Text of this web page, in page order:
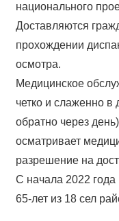
национального
Доставляются
прохождении
осмотра.
Медицинское
четко и слаженно в
обратно через
осматривает
разрешение на
С начала 2022
65-лет из 18 сел